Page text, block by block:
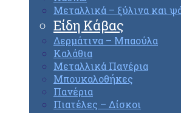
Μεταλλικά – ξύλινα και
Είδη Κάβας
Δερμάτινα – Μπαούλα
Καλάθια
Μεταλλικά Πανέρια
Μπουκαλοθήκες
Πανέρια
Πιατέλες – Δίσκοι